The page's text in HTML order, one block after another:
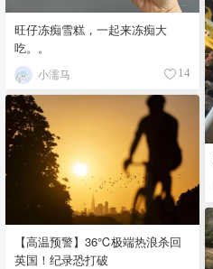
旺仔冻痴雪糕，一起来冻痴大
吃。。
小濡马 14
【高温预警】36℃极端热浪杀回
英国！纪录恐打破